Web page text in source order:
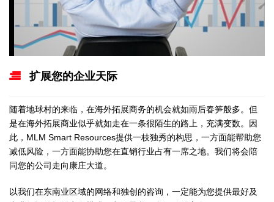
扩展您的企业天际
随着地球村的来临，在海外拓展商务的机会就如雨后春笋般多。但
是在海外拓展商业似乎就如走在一条很陌生的路上，充满变数。因
此，MLM Smart Resources提供一枝独秀的构思，一方面能帮助您
减低风险，一方面能协助您在直销行业占有一席之地。我们将会陪
同您的公司走向康庄大道。
以我们在东南业区域的网络和独创的咨询，一定能为您提供最好及